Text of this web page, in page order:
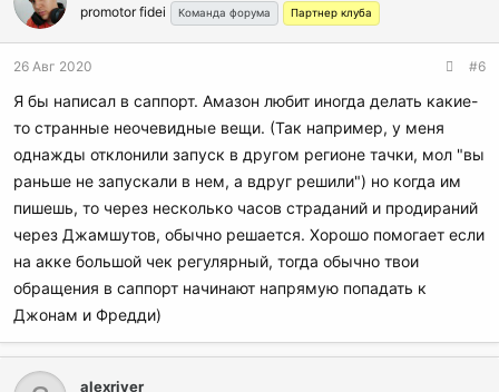
promotor fidei Команда форума Партнер клуба
26 Авг 2020 #6
Я бы написал в саппорт. Амазон любит иногда делать какие-
то странные неочевидные вещи. (Так например, у меня
однажды отклонили запуск в другом регионе тачки, мол "вы
раньше не запускали в нем, а вдруг решили") но когда им
пишешь, то через несколько часов страданий и продираний
через Джамшутов, обычно решается. Хорошо помогает если
на акке большой чек регулярный, тогда обычно твои
обращения в саппорт начинают напрямую попадать к
Джонам и Фредди)
alexriver